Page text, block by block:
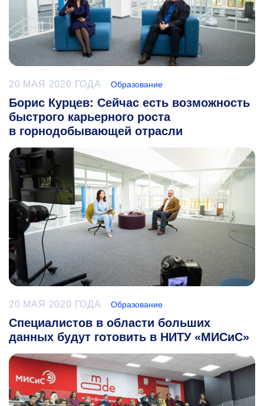
20 МАЯ 2020 ГОДА Образование
Борис Курцев: Сейчас есть возможность
быстрого карьерного роста
в горнодобывающей отрасли
20 МАЯ 2020 ГОДА Образование
Специалистов в области больших
данных будут готовить в НИТУ «МИСиС»